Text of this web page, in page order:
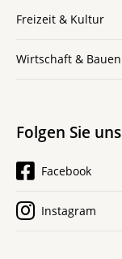
Freizeit & Kultur
Wirtschaft & Bauen
Folgen Sie uns
Facebook
Instagram